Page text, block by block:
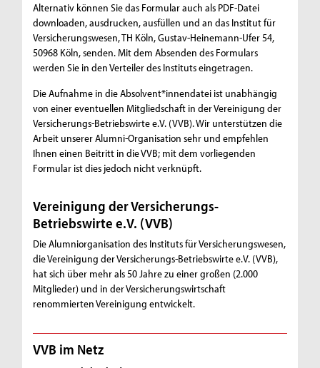
Alternativ können Sie das Formular auch als PDF-Datei
downloaden, ausdrucken, ausfüllen und an das Institut für
Versicherungswesen, TH Köln, Gustav-Heinemann-Ufer 54,
50968 Köln, senden. Mit dem Absenden des Formulars
werden Sie in den Verteiler des Instituts eingetragen.
Die Aufnahme in die Absolvent*innendatei ist unabhängig
von einer eventuellen Mitgliedschaft in der Vereinigung der
Versicherungs-Betriebswirte e.V. (VVB). Wir unterstützen die
Arbeit unserer Alumni-Organisation sehr und empfehlen
Ihnen einen Beitritt in die VVB; mit dem vorliegenden
Formular ist dies jedoch nicht verknüpft.
Vereinigung der Versicherungs-
Betriebswirte e.V. (VVB)
Die Alumniorganisation des Instituts für Versicherungswesen,
die Vereinigung der Versicherungs-Betriebswirte e.V. (VVB),
hat sich über mehr als 50 Jahre zu einer großen (2.000
Mitglieder) und in der Versicherungswirtschaft
renommierten Vereinigung entwickelt.
VVB im Netz